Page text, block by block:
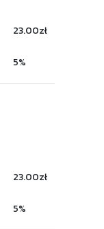
23.00zł
5%
23.00zł
5%